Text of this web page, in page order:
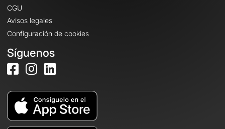
CGU
Avisos legales
Configuración de cookies
Síguenos